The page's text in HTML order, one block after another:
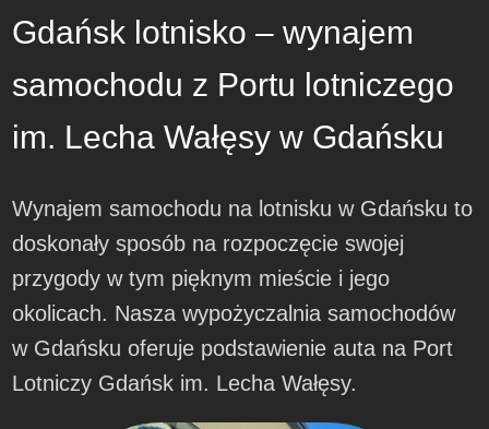
Gdańsk lotnisko – wynajem
samochodu z Portu lotniczego
im. Lecha Wałęsy w Gdańsku
Wynajem samochodu na lotnisku w Gdańsku to
doskonały sposób na rozpoczęcie swojej
przygody w tym pięknym mieście i jego
okolicach. Nasza wypożyczalnia samochodów
w Gdańsku oferuje podstawienie auta na Port
Lotniczy Gdańsk im. Lecha Wałęsy.